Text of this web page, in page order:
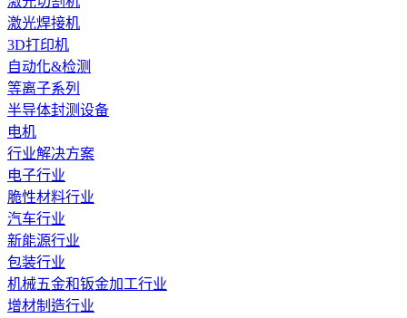
激光焊接机
3D打印机
自动化&检测
等离子系列
半导体封测设备
电机
行业解决方案
电子行业
脆性材料行业
汽车行业
新能源行业
包装行业
机械五金和钣金加工行业
增材制造行业